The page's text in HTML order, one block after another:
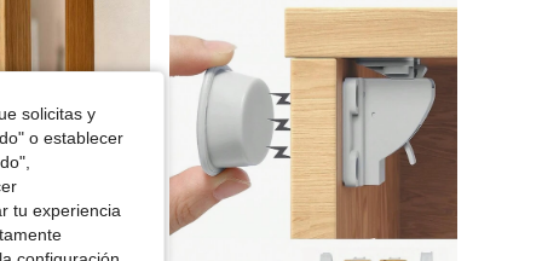
solicitas y
o establecer
tu experiencia